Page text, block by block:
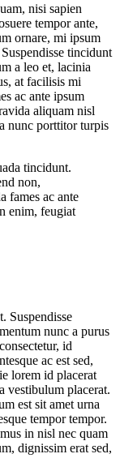
nisi sapien
tempor ante,
ornare, mi ipsum
tincidunt
a leo et, lacinia
at facilisis mi
ac ante ipsum
aliquam nisl
nunc porttitor turpis
tincidunt.
non,
fames ac ante
enim, feugiat
Suspendisse
nunc a purus
id
ac est sed,
lorem id placerat
vestibulum placerat.
est sit amet urna
tempor tempor.
in nisl nec quam
dignissim erat sed,